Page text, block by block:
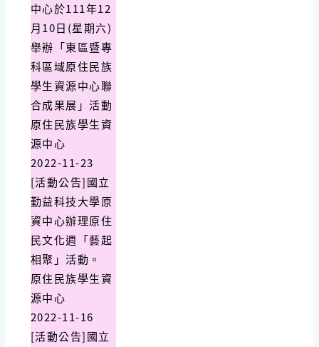
中心於111年12
月10日(星期六)
舉辦「東區暨專
科區域原住民族
學生資源中心聯
合成果展」活動
原住民族學生資
源中心
2022-11-23
[活動公告]國立
勤益科技大學原
資中心辦理原住
民文化週「藝起
相聚」活動。
原住民族學生資
源中心
2022-11-16
[活動公告]國立